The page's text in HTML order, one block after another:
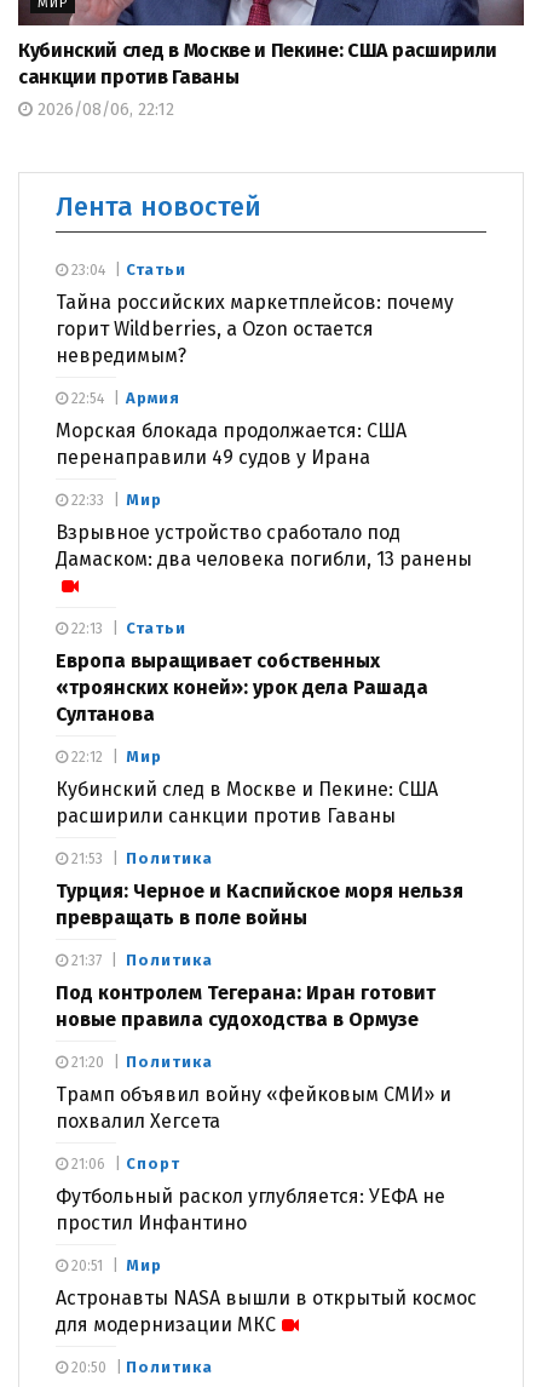
МИР
Кубинский след в Москве и Пекине: США расширили
санкции против Гаваны
2026/08/06, 22:12
Лента новостей
Статьи
Тайна российских маркетплейсов: почему
горит Wildberries, а Ozon остается
невредимым?
23:04
Армия
Морская блокада продолжается: США
перенаправили 49 судов у Ирана
22:54
Мир
Взрывное устройство сработало под
Дамаском: два человека погибли, 13 ранены
22:33
Статьи
Европа выращивает собственных
«троянских коней»: урок дела Рашада
Султанова
22:13
Мир
Кубинский след в Москве и Пекине: США
расширили санкции против Гаваны
22:12
Политика
Турция: Черное и Каспийское моря нельзя
превращать в поле войны
21:53
Политика
Под контролем Тегерана: Иран готовит
новые правила судоходства в Ормузе
21:37
Политика
Трамп объявил войну «фейковым СМИ» и
похвалил Хегсета
21:20
Спорт
Футбольный раскол углубляется: УЕФА не
простил Инфантино
21:06
Мир
Астронавты NASA вышли в открытый космос
для модернизации МКС
20:51
Политика
20:50